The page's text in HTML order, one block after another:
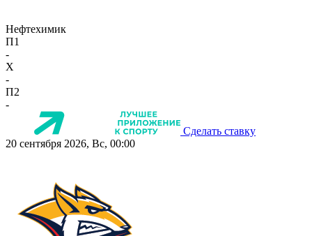
Нефтехимик
П1
-
X
-
П2
-
Сделать ставку
20 сентября 2026, Вс, 00:00